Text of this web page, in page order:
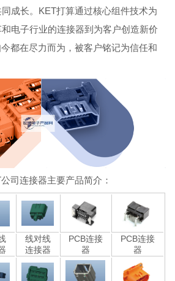
成长。KET打算通过核心组件技术为
电子行业的连接器到为客户创造新价
都在尽力而为，被客户铭记为信任和
司连接器主要产品简介：
线对线
连接器
PCB连接
器
PCB连接
器